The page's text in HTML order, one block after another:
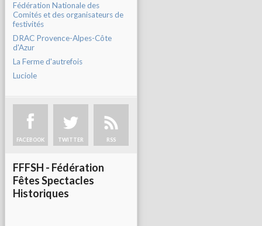
Fédération Nationale des
Comités et des organisateurs de
festivités
DRAC Provence-Alpes-Côte
d'Azur
La Ferme d'autrefois
Luciole
FACEBOOK TWITTER RSS
FFFSH - Fédération
Fêtes Spectacles
Historiques